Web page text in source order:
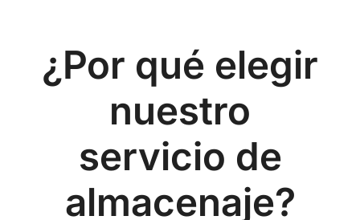
¿Por qué elegir
nuestro
servicio de
almacenaje?